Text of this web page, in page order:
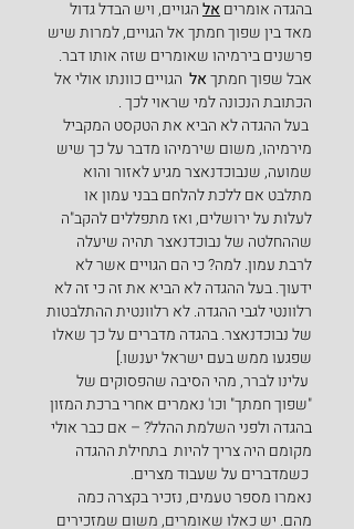
בהגדה אומרים אלהגויים, ויש הבדל גדול
מאד בין שפוך חמתך אל הגויים, למרות שיש
פרשנים בירמיהו שאומרים שזה אותו דבר.
אבל שפוך חמתך אל הגויים כוונתו אולי אל
הכתובת הנכונה למי שראוי לכך .
בעל ההגדה לא הביא את הטקסט המקביל
מירמיהו, משום שירמיהו מדבר על כך שיש
שמועה, שנבוכדנאצר מגיע לאזור והוא
מתלבט אם ללכת להלחם בבני עמון או
לעלות על ירושלים, ואז מתפללים להקב"ה
שההחלטה של נבוכדנאצר תהיה שיעלה
לרבת עמון. למה? כי הם הגויים אשר לא
ידעוך. בעל ההגדה לא הביא את זה כי זה לא
רלוונטי לגבי ההגדה. לא רלוונטית ההתלבטות
של נבוכדנאצר. בהגדה מדברים על כך שאלו
שפגעו ממש בעם ישראל יענשו.]
עלינו לברר, מהי הסיבה שהפסוקים של
"שפוך חמתך" וכו' נאמרים אחרי ברכת המזון
בהגדה ולפני השלמת ההלל? – אם כבר אולי
מקומם היה צריך להיות  בתחילת ההגדה
כשמדברים על שעבוד מצרים.
נאמרו מספר טעמים, נזכיר בקצרה כמה
מהם. יש כאלו שאומרים, משום שמזכירים